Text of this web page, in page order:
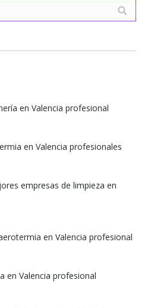
en Valencia profesional
en Valencia profesionales
empresas de limpieza en
en Valencia profesional
en Valencia profesional